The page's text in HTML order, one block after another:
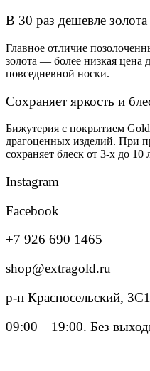
В 30 раз дешевле золота
Главное отличие
золота — более низкая цена
повседневной носки.
Сохраняет яркость и
Бижутерия с покрытием
драгоценных изделий. При
сохраняет блеск от 3-х до 10
Instagram
Facebook
+7 926 690 1465
shop@extragold.ru
р-н Красносельский, 3С1
09:00—19:00. Без